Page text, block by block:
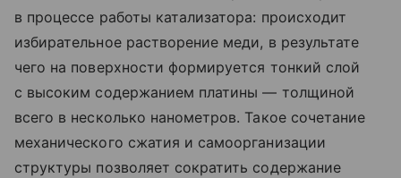
в процессе работы катализатора: происходит
избирательное растворение меди, в результате
чего на поверхности формируется тонкий слой
с высоким содержанием платины — толщиной
всего в несколько нанометров. Такое сочетание
механического сжатия и самоорганизации
структуры позволяет сократить содержание